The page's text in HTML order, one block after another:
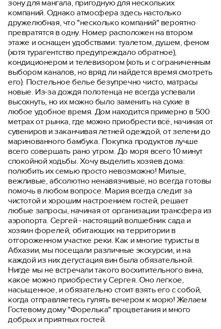
зону для мангала, пригодную для нескольких
компаний. Однако атмосфера здесь настолько
дружелюбная, что "несколько компаний" вероятно
превратятся в одну. Номер расположен на втором
этаже и оснащен удобствами: туалетом, душем, феном
(хотя турагентство предупреждало обратное),
кондиционером и телевизором (хоть и с ограниченным
выбором каналов, но вряд ли найдется время смотреть
его). Постельное белье безупречно чисто, матрасы
новые. Из-за дождя полотенца не всегда успевали
высохнуть, но их можно было заменить на сухие в
любое удобное время. Дом находится примерно в 500
метрах от рынка, где можно приобрести всё, начиная от
сувениров и заканчивая летней одеждой, от зелени до
маринованного бамбука. Покупка продуктов лучше
всего совершать рано утром. До моря всего 10 минут
спокойной ходьбы. Хочу выделить хозяев дома:
полюбить их семью просто невозможно! Милые,
вежливые, абсолютно ненавязчивые, но всегда готовы
помочь в любом вопросе. Мария всегда следит за
чистотой и хорошим настроением гостей, решает
любые запросы, начиная от организации трансфера из
аэропорта. Сергей - настоящий волшебник сада и
хозяин форелей, обитающих на территории в
отгороженном участке реки. Как и многие туристы в
Абхазии, мы посещали различные экскурсии, и на
каждой из них дегустация вин была обязательной.
Нигде мы не встречали такого восхитительного вина,
какое можно приобрести у Сергея. Оно легкое,
насыщенное, и обязательно стоит взять его с собой,
когда отправляетесь гулять вечером к морю! Желаем
Гостевому дому "Форелька" процветания и много
добрых и приятных гостей.